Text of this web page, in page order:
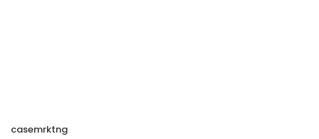
casemrktng